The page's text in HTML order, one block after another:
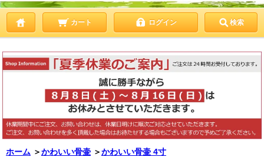
カート ログイン 検索
ホーム ＞かわいい骨壷 ＞かわいい骨壷 4寸